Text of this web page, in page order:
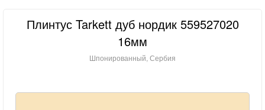
Плинтус Tarkett дуб нордик 559527020
16мм
Шпонированный, Сербия